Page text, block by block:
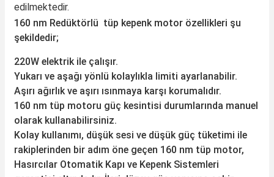
edilmektedir.
160 nm Redüktörlü tüp kepenk motor özellikleri şu
şekildedir;
220W elektrik ile çalışır.
Yukarı ve aşağı yönlü kolaylıkla limiti ayarlanabilir.
Aşırı ağırlık ve aşırı ısınmaya karşı korumalıdır.
160 nm tüp motoru güç kesintisi durumlarında manuel
olarak kullanabilirsiniz.
Kolay kullanımı, düşük sesi ve düşük güç tüketimi ile
rakiplerinden bir adım öne geçen 160 nm tüp motor,
Hasırcılar Otomatik Kapı ve Kepenk Sistemleri